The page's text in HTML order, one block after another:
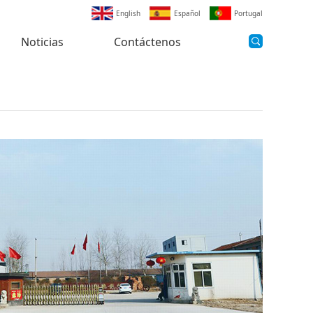
English Español Portugal
Noticias Contáctenos